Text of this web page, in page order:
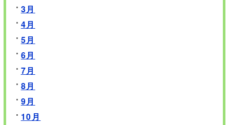
3月
4月
5月
6月
7月
8月
9月
10月